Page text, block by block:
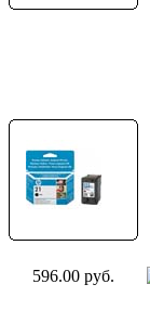
596.00 руб.